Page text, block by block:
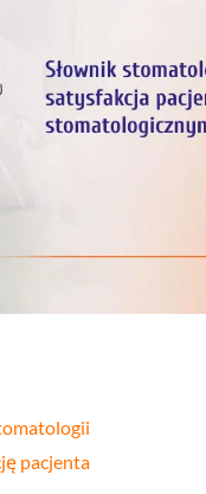
pacjenta